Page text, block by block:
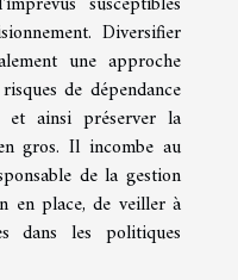
Diversifier
une approche
de dépendance
et ainsi préserver la
gros. Il incombe au
de la gestion
en place, de veiller à
dans les politiques